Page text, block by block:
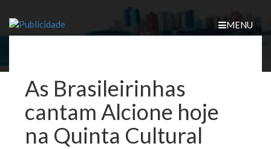
MENU
As Brasileirinhas
cantam Alcione hoje
na Quinta Cultural